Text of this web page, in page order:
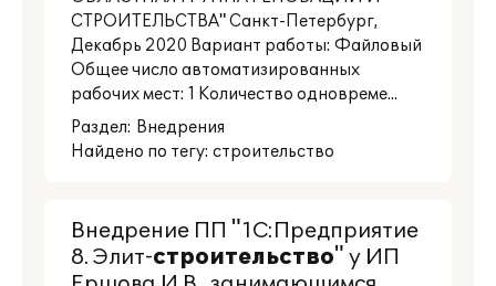
СТРОИТЕЛЬСТВА" Санкт-Петербург,
Декабрь 2020 Вариант работы: Файловый
Общее число автоматизированных
рабочих мест: 1 Количество одновреме...
Раздел: Внедрения
Найдено по тегу: строительство
Внедрение ПП "1С:Предприятие
8. Элит-строительство" у ИП